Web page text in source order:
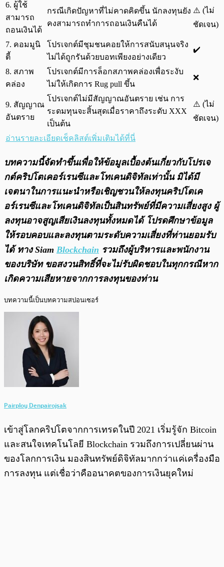
6. ผู้ใช้
สามารถ
ถอนเงินได้
กรณีเกิดปัญหาที่ไม่คาดคิดขึ้น นักลงทุนยัง
คงสามารถทำการถอนเงินคืนได้
⚠️ (ไม่
ชัดเจน)
7. คอมมูนิ
ตี้
โปรเจกต์มีชุมชนคอยให้การสนับสนุนจริง
ไม่ได้ถูกรันด้วยบอทเพียงอย่างเดียว
✔️
8. สภาพ
คล่อง
โปรเจกต์มีการล็อกสภาพคล่องเพื่อระงับ
ไม่ให้เกิดการ Rug pull ขึ้น
❌
9. สัญญาณ
อันตราย
โปรเจกต์ไม่มีสัญญาณอันตราย เช่น การ
ระดมทุนจะสิ้นสุดเมื่อราคาถึงระดับ XXX
เป็นต้น
⚠️ (ไม่
ชัดเจน)
อ่านรายละเอียดเช็คลิสต์เพิ่มเติมได้ที่นี่
บทความนี้จัดทำขึ้นเพื่อให้ข้อมูลเบื้องต้นเกี่ยวกับโปรเจ
กต์คริปโตเคอร์เรนซีและโทเคนดิจิทัลเท่านั้น มิได้มี
เจตนาในการแนะนำหรือเชิญชวนให้ลงทุนคริปโตเค
อร์เรนซีและโทเคนดิจิทัลเป็นสินทรัพย์ที่มีความเสี่ยงสูง ผู้
ลงทุนอาจสูญเสียเงินลงทุนทั้งหมดได้ โปรดศึกษาข้อมูล
ให้รอบคอบและลงทุนตามระดับความเสี่ยงที่ท่านยอมรับ
ได้ ทาง Siam Blockchain รวมถึงผู้บริหารและพนักงาน
ของบริษัท ขอสงวนสิทธิ์ที่จะไม่รับผิดชอบในทุกกรณีหาก
เกิดความเสียหายจากการลงทุนของท่าน
บทความนี้เป็นบทความสปอนเซอร์
Pairploy Denpairojsak
เข้าสู่โลกคริปโตจากการเทรดในปี 2021 เริ่มรู้จัก Bitcoin
และสนใจเทคโนโลยี Blockchain รวมถึงการเปลี่ยนผ่าน
ของโลกการเงิน มองสินทรัพย์ดิจิทัลมากกว่าแค่เครื่องมือ
การลงทุน แต่เชื่อว่าคืออนาคตของการเงินยุคใหม่